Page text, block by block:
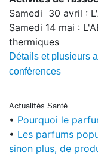
Samedi 30 avril :
Samedi 14 mai :
thermiques
Détails et plusieurs
conférences
Actualités Santé
• Pourquoi le
• Les parfums
sinon plus, de